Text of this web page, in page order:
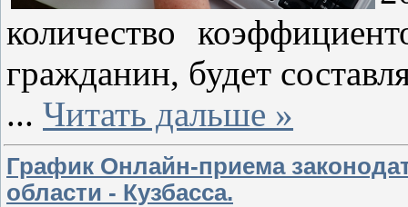
количество
гражданин, будет
... Читать дальше »
График Онлайн-приема
области - Кузбасса.